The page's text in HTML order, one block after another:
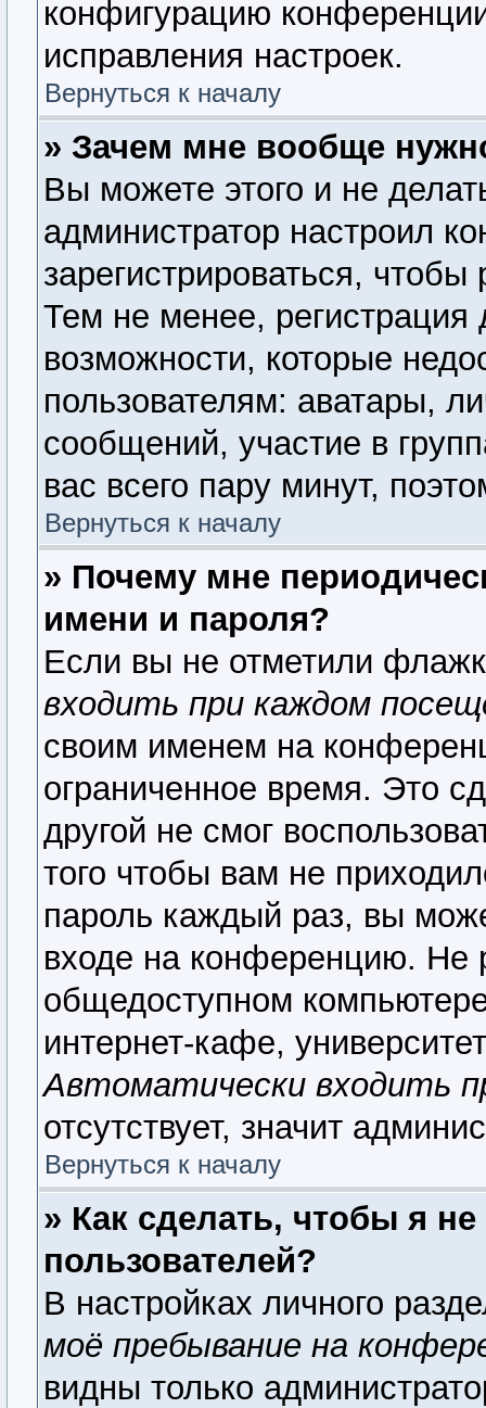
конфигурацию
исправления настроек.
Вернуться к началу
» Зачем мне вообще
Вы можете этого и не
администратор настроил
зарегистрироваться,
Тем не менее,
возможности, которые
пользователям: аватары,
сообщений, участие в
вас всего пару минут,
Вернуться к началу
» Почему мне
имени и пароля?
Если вы не отметили
входить при каждом
своим именем на
ограниченное время. Это
другой не смог
того чтобы вам не
пароль каждый раз, вы
входе на конференцию. Не
общедоступном
интернет-кафе,
Автоматически входить
отсутствует, значит
Вернуться к началу
» Как сделать, чтобы я
пользователей?
В настройках личного
моё пребывание на
видны только